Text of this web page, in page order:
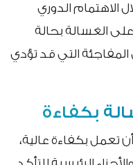
الاهتمام الدوري
الغسالة بحالة
التي قد تؤدي
بكفاءة
تعمل بكفاءة عالية،